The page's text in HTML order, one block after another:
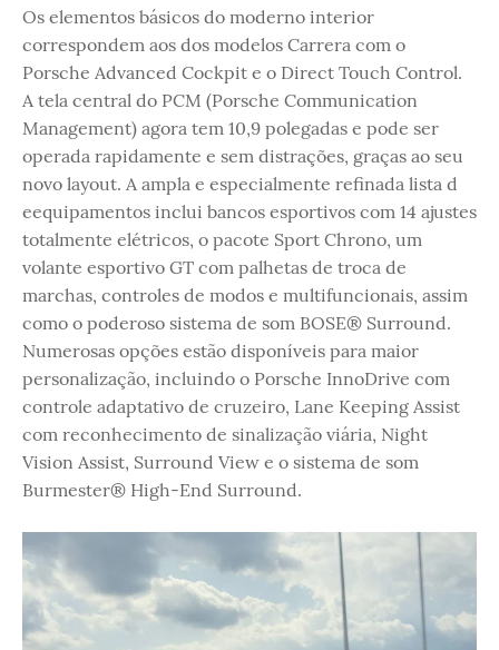
Os elementos básicos do moderno interior
correspondem aos dos modelos Carrera com o
Porsche Advanced Cockpit e o Direct Touch Control.
A tela central do PCM (Porsche Communication
Management) agora tem 10,9 polegadas e pode ser
operada rapidamente e sem distrações, graças ao seu
novo layout. A ampla e especialmente refinada lista d
eequipamentos inclui bancos esportivos com 14 ajustes
totalmente elétricos, o pacote Sport Chrono, um
volante esportivo GT com palhetas de troca de
marchas, controles de modos e multifuncionais, assim
como o poderoso sistema de som BOSE® Surround.
Numerosas opções estão disponíveis para maior
personalização, incluindo o Porsche InnoDrive com
controle adaptativo de cruzeiro, Lane Keeping Assist
com reconhecimento de sinalização viária, Night
Vision Assist, Surround View e o sistema de som
Burmester® High-End Surround.